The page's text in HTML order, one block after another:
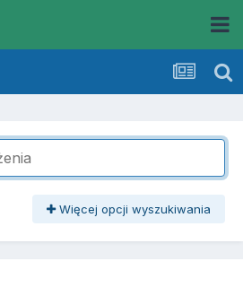
Więcej opcji wyszukiwania